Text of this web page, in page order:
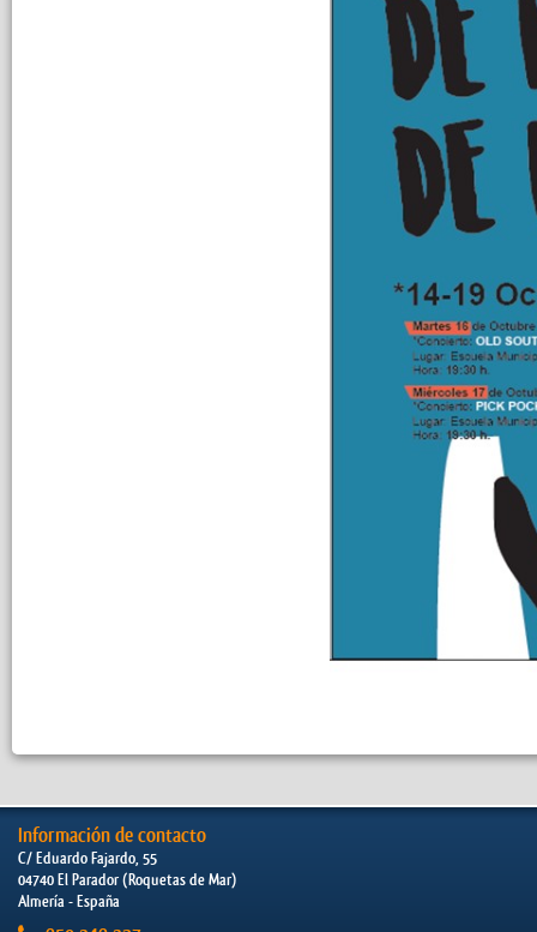
Información de contacto
C/ Eduardo Fajardo, 55
04740 El Parador (Roquetas de Mar)
Almería - España